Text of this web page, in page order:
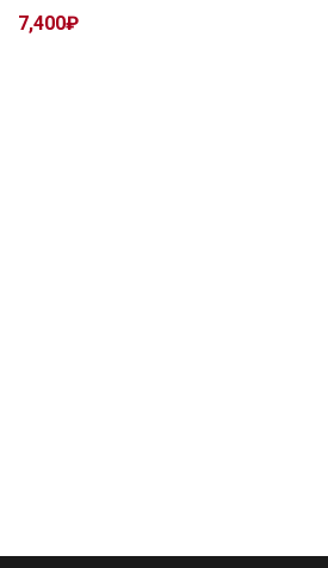
7,400₽